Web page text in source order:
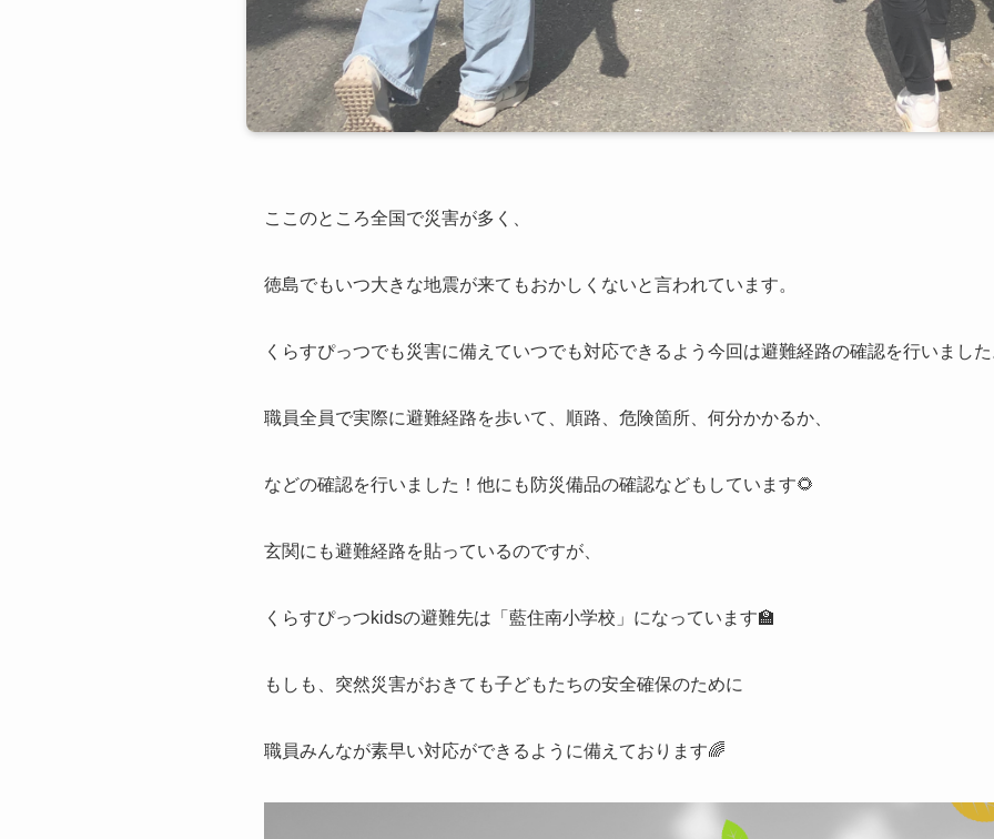
ここのところ全国で災害が多く、
徳島でもいつ大きな地震が来てもおかしくないと言われています。
くらすぴっつでも災害に備えていつでも対応できるよう今回は避難経路の確認を行いまし
職員全員で実際に避難経路を歩いて、順路、危険箇所、何分かかるか、
などの確認を行いました！他にも防災備品の確認などもしています🌻
玄関にも避難経路を貼っているのですが、
くらすぴっつkidsの避難先は「藍住南小学校」になっています🏫
もしも、突然災害がおきても子どもたちの安全確保のために
職員みんなが素早い対応ができるように備えております🌈